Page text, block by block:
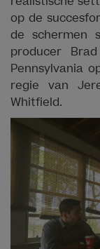
op de
de schermen
producer
Pennsylvania
regie van
Whitfield.